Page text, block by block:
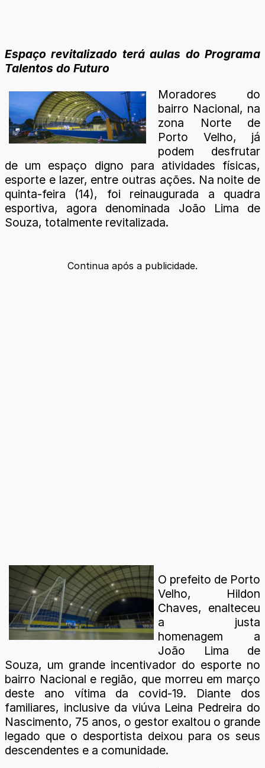
Espaço revitalizado terá aulas do Programa
Talentos do Futuro
Moradores do
bairro Nacional, na
zona Norte de
Porto Velho, já
podem desfrutar
de um espaço digno para atividades físicas,
esporte e lazer, entre outras ações. Na noite de
quinta-feira (14), foi reinaugurada a quadra
esportiva, agora denominada João Lima de
Souza, totalmente revitalizada.
Continua após a publicidade.
O prefeito de Porto
Velho, Hildon
Chaves, enalteceu
a justa
homenagem a
João Lima de
Souza, um grande incentivador do esporte no
bairro Nacional e região, que morreu em março
deste ano vítima da covid-19. Diante dos
familiares, inclusive da viúva Leina Pedreira do
Nascimento, 75 anos, o gestor exaltou o grande
legado que o desportista deixou para os seus
descendentes e a comunidade.